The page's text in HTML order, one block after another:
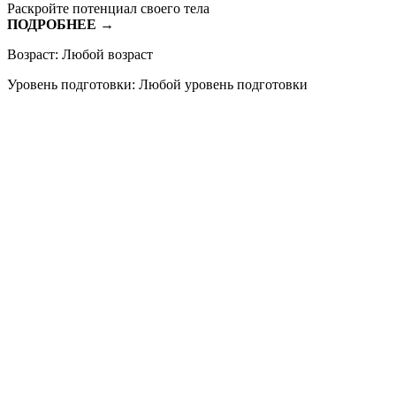
Раскройте потенциал своего тела
ПОДРОБНEE →
Возраст: Любой возраст
Уровень подготовки: Любой уровень подготовки